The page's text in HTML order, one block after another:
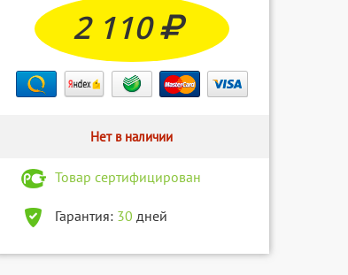
2 110
Нет в наличии
Товар сертифицирован
Гарантия: 30 дней